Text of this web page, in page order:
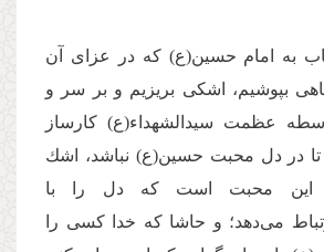
به امام حسین(ع) كه در عزای آن
بپوشیم، اشكی بریزیم و بر سر و
عظمت سیدالشهداء(ع) كارساز
در دل محبت حسین(ع) نباشد، اشك
این محبت است که دل را با
می‌‌دهد؛ و حاشا كه خدا كسی را